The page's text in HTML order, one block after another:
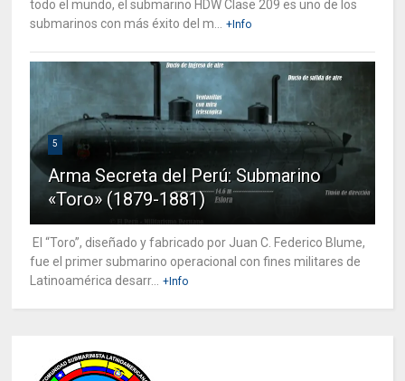
todo el mundo, el submarino HDW Clase 209 es uno de los
submarinos con más éxito del m...
+Info
5
Arma Secreta del Perú: Submarino
«Toro» (1879-1881)
El “Toro”, diseñado y fabricado por Juan C. Federico Blume,
fue el primer submarino operacional con fines militares de
Latinoamérica desarr...
+Info